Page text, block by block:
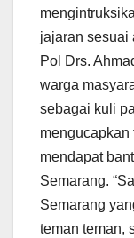
jajaran sesuai
Pol Drs.
warga
sebagai kuli
mengucapkan
mendapat
Semarang.
Semarang
teman teman,